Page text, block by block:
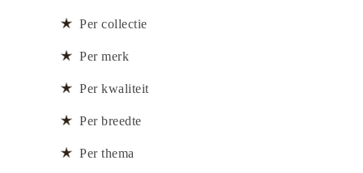
Per collectie
Per merk
Per kwaliteit
Per breedte
Per thema